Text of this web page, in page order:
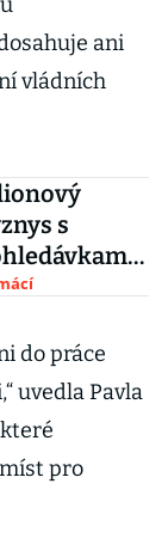
ani
vládních
s
skončit,
říká
do práce
uvedla Pavla
pro